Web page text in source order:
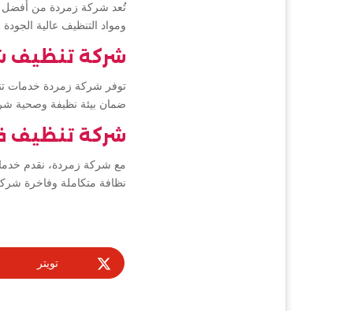
تُعد شركة زمردة من أفضل
ومواد التنظيف عالية
شركة تنظيف
توفر شركة زمردة خدمات
ضمان بيئة نظيفة وصحية
شركة تنظيف
مع شركة زمردة، نقدم
نظافة متكاملة وفاخرة
تويتر